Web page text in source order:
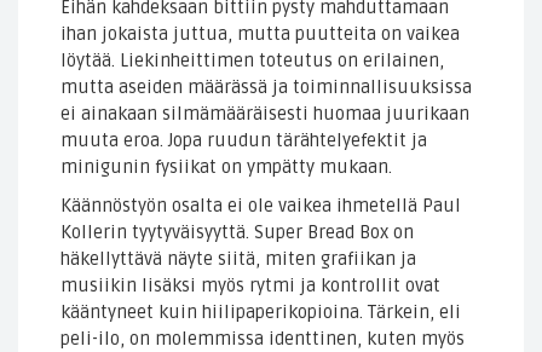
Eihän kahdeksaan bittiin pysty mahduttamaan
ihan jokaista juttua, mutta puutteita on vaikea
löytää. Liekinheittimen toteutus on erilainen,
mutta aseiden määrässä ja toiminnallisuuksissa
ei ainakaan silmämääräisesti huomaa juurikaan
muuta eroa. Jopa ruudun tärähtelyefektit ja
minigunin fysiikat on ympätty mukaan.
Käännöstyön osalta ei ole vaikea ihmetellä Paul
Kollerin tyytyväisyyttä. Super Bread Box on
häkellyttävä näyte siitä, miten grafiikan ja
musiikin lisäksi myös rytmi ja kontrollit ovat
kääntyneet kuin hiilipaperikopioina. Tärkein, eli
peli-ilo, on molemmissa identtinen, kuten myös